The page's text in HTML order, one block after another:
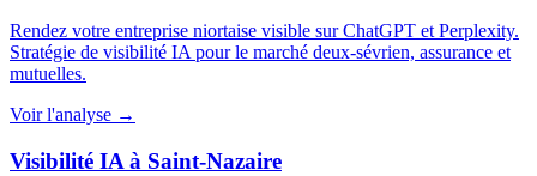
Rendez votre entreprise niortaise visible sur ChatGPT et Perplexity.
Stratégie de visibilité IA pour le marché deux-sévrien, assurance et
mutuelles.
Voir l'analyse →
Visibilité IA à Saint-Nazaire